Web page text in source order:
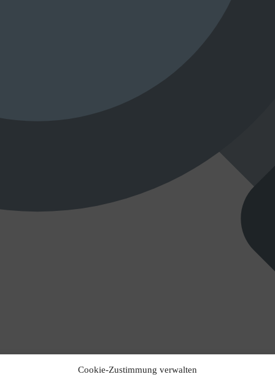
Cookie-Zustimmung verwalten